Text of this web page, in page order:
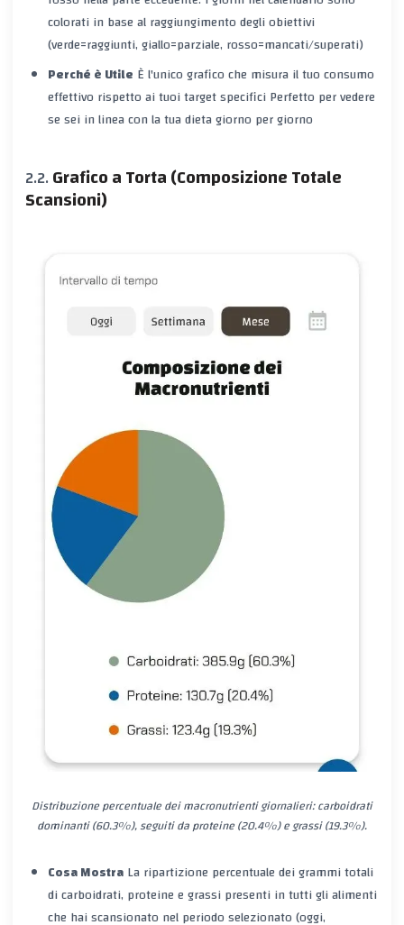
colorati in base al raggiungimento degli obiettivi
(verde=raggiunti, giallo=parziale, rosso=mancati/superati)
Perché è Utile È l'unico grafico che misura il tuoconsumo
effettivo rispetto aituoi target specificiPerfetto per vedere
se sei in linea con la tua dieta giorno per giorno
Grafico a Torta (Composizione Totale
Scansioni)
Distribuzione percentuale dei macronutrienti giornalieri: carboidrati
dominanti (60.3%), seguiti da proteine (20.4%) e grassi (19.3%).
Cosa MostraLa ripartizione percentuale deigrammi totali
di carboidrati, proteine e grassi presenti intutti gli alimenti
che hai scansionato nel periodo selezionato (oggi,